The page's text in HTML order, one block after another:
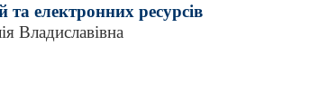
та електронних ресурсів
Владиславівна